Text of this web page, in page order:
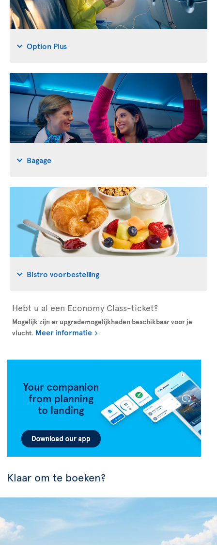
Option Plus
Bagage
Bistro voorbestelling
Hebt u al een Economy Class-ticket?
Mogelijk zijn er upgrademogelijkheden beschikbaar voor je
vlucht. Meer informatie
Klaar om te boeken?